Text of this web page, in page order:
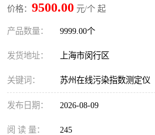
价格： 9500.00 元/个 起
产品数量： 9999.00个
发货地址： 上海市闵行区
关键词： 苏州在线污染指数测定仪
发布日期： 2026-08-09
阅 读 量： 245